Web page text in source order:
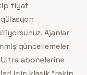
fiyat
Ajanlar
güncellemeler
Ultra abonelerine